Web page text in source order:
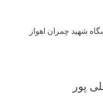
شهید چمران اهواز
پور